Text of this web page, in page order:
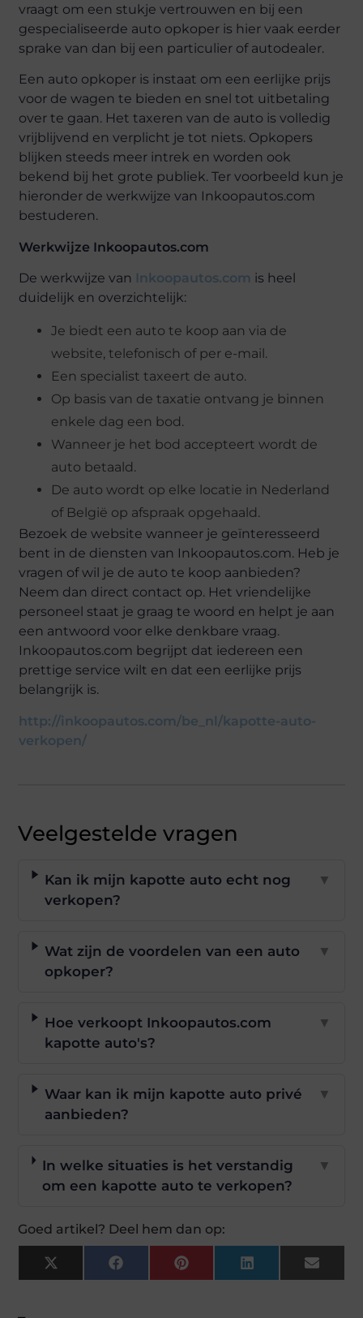
vraagt om een stukje vertrouwen en bij een
gespecialiseerde auto opkoper is hier vaak eerder
sprake van dan bij een particulier of autodealer.
Een auto opkoper is instaat om een eerlijke prijs
voor de wagen te bieden en snel tot uitbetaling
over te gaan. Het taxeren van de auto is volledig
vrijblijvend en verplicht je tot niets. Opkopers
blijken steeds meer intrek en worden ook
bekend bij het grote publiek. Ter voorbeeld kun je
hieronder de werkwijze van Inkoopautos.com
bestuderen.
Werkwijze Inkoopautos.com
De werkwijze van Inkoopautos.com is heel
duidelijk en overzichtelijk:
Je biedt een auto te koop aan via de
website, telefonisch of per e-mail.
Een specialist taxeert de auto.
Op basis van de taxatie ontvang je binnen
enkele dag een bod.
Wanneer je het bod accepteert wordt de
auto betaald.
De auto wordt op elke locatie in Nederland
of België op afspraak opgehaald.
Bezoek de website wanneer je geïnteresseerd
bent in de diensten van Inkoopautos.com. Heb je
vragen of wil je de auto te koop aanbieden?
Neem dan direct contact op. Het vriendelijke
personeel staat je graag te woord en helpt je aan
een antwoord voor elke denkbare vraag.
Inkoopautos.com begrijpt dat iedereen een
prettige service wilt en dat een eerlijke prijs
belangrijk is.
http://inkoopautos.com/be_nl/kapotte-auto-
verkopen/
Veelgestelde vragen
Kan ik mijn kapotte auto echt nog
verkopen?
▼
Wat zijn de voordelen van een auto
opkoper?
▼
Hoe verkoopt Inkoopautos.com
kapotte auto's?
▼
Waar kan ik mijn kapotte auto privé
aanbieden?
▼
In welke situaties is het verstandig
om een kapotte auto te verkopen?
▼
Goed artikel? Deel hem dan op:
X
(Twitter)
FacebookPinterestLinkedInEmail